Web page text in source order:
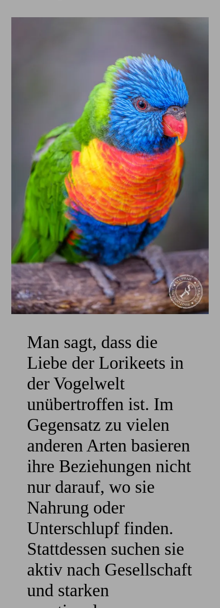
Man sagt, dass die
Liebe der Lorikeets in
der Vogelwelt
unübertroffen ist. Im
Gegensatz zu vielen
anderen Arten basieren
ihre Beziehungen nicht
nur darauf, wo sie
Nahrung oder
Unterschlupf finden.
Stattdessen suchen sie
aktiv nach Gesellschaft
und starken